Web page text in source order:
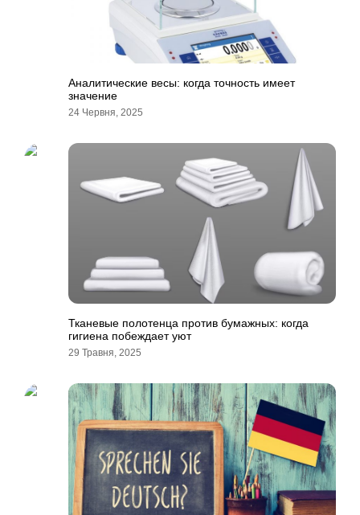
Аналитические весы: когда точность имеет
значение
24 Червня, 2025
Тканевые полотенца против бумажных: когда
гигиена побеждает уют
29 Травня, 2025